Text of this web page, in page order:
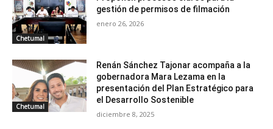
Chetumal
gestión de permisos de filmación
enero 26, 2026
Chetumal
Renán Sánchez Tajonar acompaña a la
gobernadora Mara Lezama en la
presentación del Plan Estratégico para
el Desarrollo Sostenible
diciembre 8, 2025